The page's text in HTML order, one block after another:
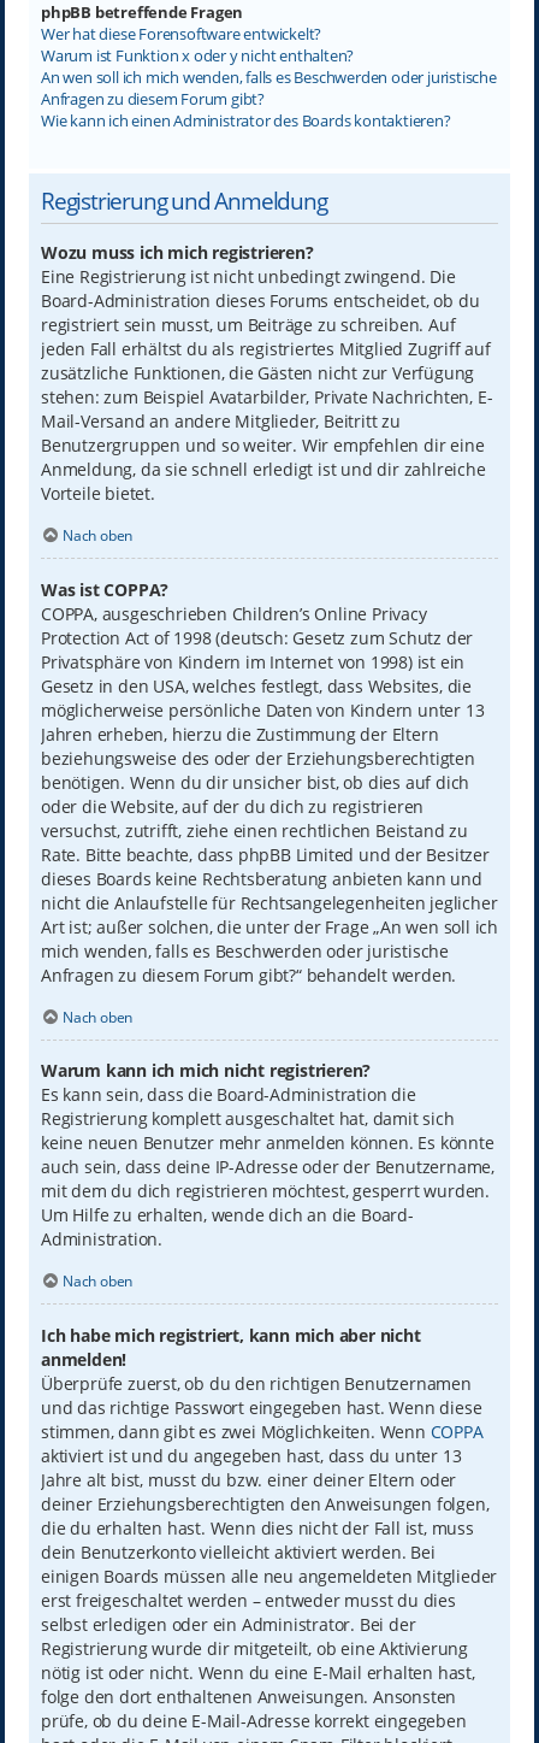
phpBB betreffende Fragen
Wer hat diese Forensoftware entwickelt?
Warum ist Funktion x oder y nicht enthalten?
An wen soll ich mich wenden, falls es Beschwerden oder juristische
Anfragen zu diesem Forum gibt?
Wie kann ich einen Administrator des Boards kontaktieren?
Registrierung und Anmeldung
Wozu muss ich mich registrieren?
Eine Registrierung ist nicht unbedingt zwingend. Die
Board-Administration dieses Forums entscheidet, ob du
registriert sein musst, um Beiträge zu schreiben. Auf
jeden Fall erhältst du als registriertes Mitglied Zugriff auf
zusätzliche Funktionen, die Gästen nicht zur Verfügung
stehen: zum Beispiel Avatarbilder, Private Nachrichten, E-
Mail-Versand an andere Mitglieder, Beitritt zu
Benutzergruppen und so weiter. Wir empfehlen dir eine
Anmeldung, da sie schnell erledigt ist und dir zahlreiche
Vorteile bietet.
Nach oben
Was ist COPPA?
COPPA, ausgeschrieben Children’s Online Privacy
Protection Act of 1998 (deutsch: Gesetz zum Schutz der
Privatsphäre von Kindern im Internet von 1998) ist ein
Gesetz in den USA, welches festlegt, dass Websites, die
möglicherweise persönliche Daten von Kindern unter 13
Jahren erheben, hierzu die Zustimmung der Eltern
beziehungsweise des oder der Erziehungsberechtigten
benötigen. Wenn du dir unsicher bist, ob dies auf dich
oder die Website, auf der du dich zu registrieren
versuchst, zutrifft, ziehe einen rechtlichen Beistand zu
Rate. Bitte beachte, dass phpBB Limited und der Besitzer
dieses Boards keine Rechtsberatung anbieten kann und
nicht die Anlaufstelle für Rechtsangelegenheiten jeglicher
Art ist; außer solchen, die unter der Frage „An wen soll ich
mich wenden, falls es Beschwerden oder juristische
Anfragen zu diesem Forum gibt?“ behandelt werden.
Nach oben
Warum kann ich mich nicht registrieren?
Es kann sein, dass die Board-Administration die
Registrierung komplett ausgeschaltet hat, damit sich
keine neuen Benutzer mehr anmelden können. Es könnte
auch sein, dass deine IP-Adresse oder der Benutzername,
mit dem du dich registrieren möchtest, gesperrt wurden.
Um Hilfe zu erhalten, wende dich an die Board-
Administration.
Nach oben
Ich habe mich registriert, kann mich aber nicht
anmelden!
Überprüfe zuerst, ob du den richtigen Benutzernamen
und das richtige Passwort eingegeben hast. Wenn diese
stimmen, dann gibt es zwei Möglichkeiten. Wenn COPPA
aktiviert ist und du angegeben hast, dass du unter 13
Jahre alt bist, musst du bzw. einer deiner Eltern oder
deiner Erziehungsberechtigten den Anweisungen folgen,
die du erhalten hast. Wenn dies nicht der Fall ist, muss
dein Benutzerkonto vielleicht aktiviert werden. Bei
einigen Boards müssen alle neu angemeldeten Mitglieder
erst freigeschaltet werden – entweder musst du dies
selbst erledigen oder ein Administrator. Bei der
Registrierung wurde dir mitgeteilt, ob eine Aktivierung
nötig ist oder nicht. Wenn du eine E-Mail erhalten hast,
folge den dort enthaltenen Anweisungen. Ansonsten
prüfe, ob du deine E-Mail-Adresse korrekt eingegeben